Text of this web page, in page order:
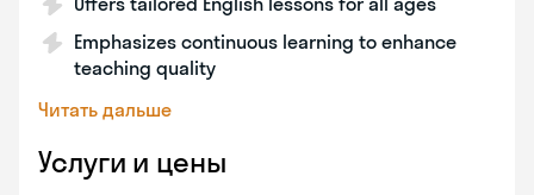
Emphasizes continuous learning to enhance
teaching quality
Читать дальше
Услуги и цены